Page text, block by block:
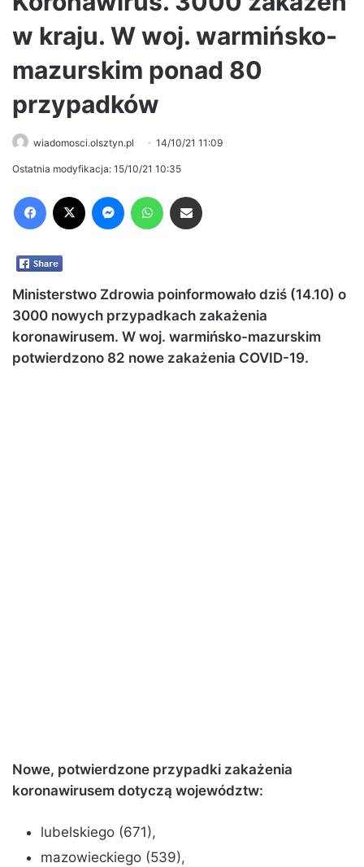
w kraju. W woj. warmińsko-
mazurskim ponad 80
przypadków
wiadomosci.olsztyn.pl 14/10/21 11:09
Ostatnia modyfikacja: 15/10/21 10:35
Ministerstwo Zdrowia poinformowało dziś (14.10) o
3000 nowych przypadkach zakażenia
koronawirusem. W woj. warmińsko-mazurskim
potwierdzono 82 nowe zakażenia COVID-19.
Nowe, potwierdzone przypadki zakażenia
koronawirusem dotyczą województw:
lubelskiego (671),
mazowieckiego (539),